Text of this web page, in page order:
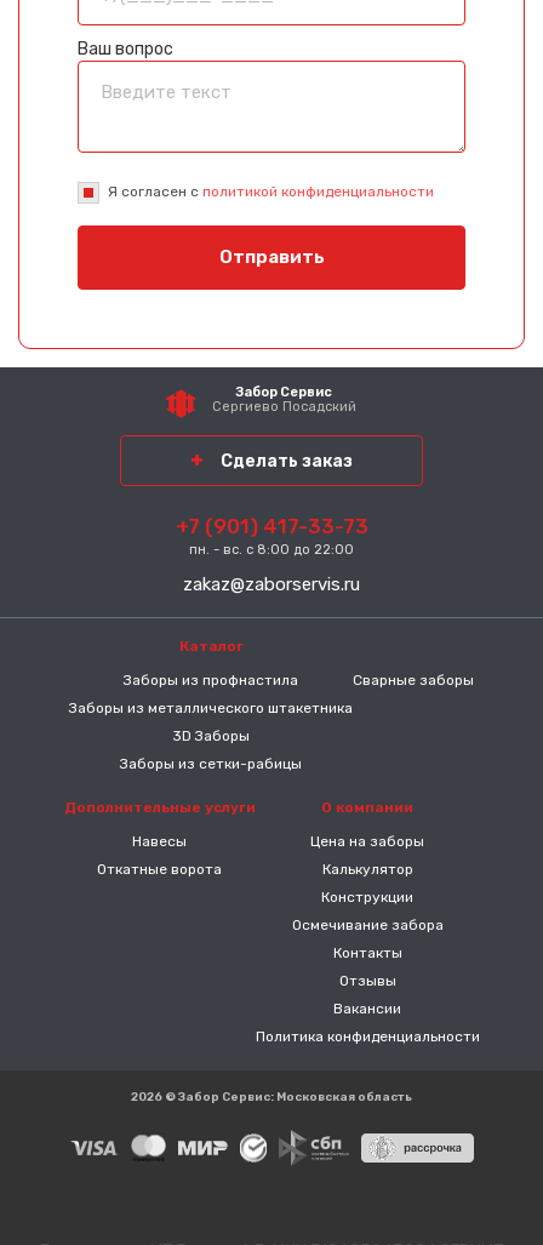
Ваш вопрос
Я согласен с политикой конфиденциальности
Отправить
Забор Сервис
Сергиево Посадский
Сделать заказ
+7 (901) 417-33-73
пн. - вс. с 8:00 до 22:00
zakaz@zaborservis.ru
Каталог
Заборы из профнастила
Заборы из металлического штакетника
3D Заборы
Заборы из сетки-рабицы
Сварные заборы
Дополнительные услуги
Навесы
Откатные ворота
О компании
Цена на заборы
Калькулятор
Конструкции
Осмечивание забора
Контакты
Отзывы
Вакансии
Политика конфиденциальности
2026 © Забор Сервис: Московская область